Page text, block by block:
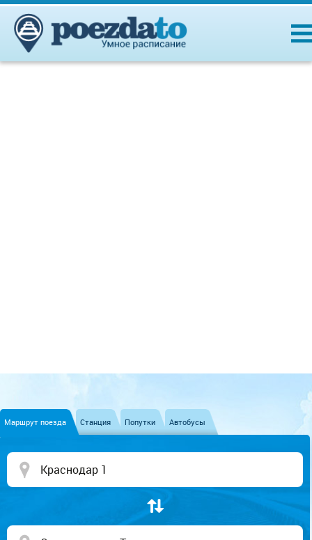
Маршрут поезда Станция Попутки Автобусы